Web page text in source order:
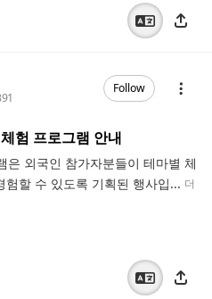
Follow
험 프로그램 안내
은 외국인 참가자분들이 테마별 체
할 수 있도록 기획된 행사입... 더